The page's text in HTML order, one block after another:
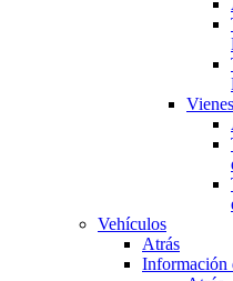
Vehículos
Atrás
Información